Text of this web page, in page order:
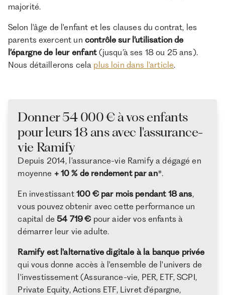
majorité.
Selon l'âge de l'enfant et les clauses du contrat, les
parents exercent un contrôle sur l’utilisation de
l’épargne de leur enfant (jusqu’à ses 18 ou 25 ans).
Nous détaillerons cela plus loin dans l'article.
Donner 54 000 € à vos enfants
pour leurs 18 ans avec l'assurance-
vie Ramify
Depuis 2014, l'assurance-vie Ramify a dégagé en
moyenne + 10 % de rendement par an*.
En investissant 100 € par mois pendant 18 ans,
vous pouvez obtenir avec cette performance un
capital de54 719 €pour aider vos enfants à
démarrer leur vie adulte.
Ramify est l'alternative digitale à la banque privée
qui vous donne accès à l'ensemble de l'univers de
l'investissement (Assurance-vie, PER, ETF, SCPI,
Private Equity, Actions ETF, Livret d'épargne,